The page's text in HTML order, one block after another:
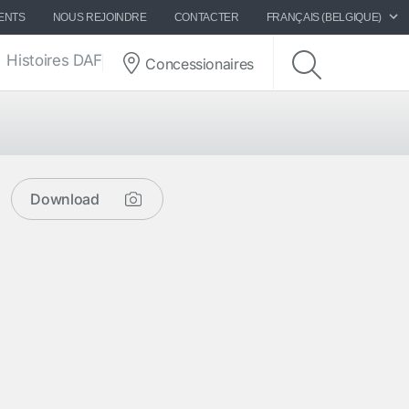
NOUS REJOINDRE CONTACTER FRANÇAIS (BELGIQUE)
Histoires DAF Concessionaires
Download